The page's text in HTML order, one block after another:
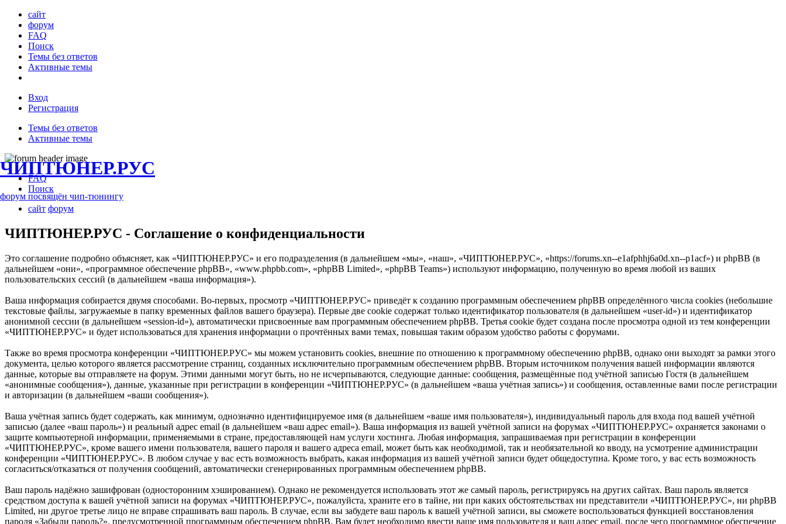
сайт
форум
FAQ
Поиск
Темы без ответов
Активные темы
Вход
Регистрация
Темы без ответов
Активные темы
ЧИПТЮНЕР.РУС
форум посвящён чип-тюнингу
FAQ
Поиск
сайт форум
ЧИПТЮНЕР.РУС - Соглашение о конфиденциальности
Это соглашение подробно объясняет, как «ЧИПТЮНЕР.РУС» и его подразделения (в дальнейшем «мы», «наш», «ЧИПТЮНЕР.РУС», «https://forums.xn--e1afphhj6a0d.xn--p1acf») и phpBB (в
дальнейшем «они», «программное обеспечение phpBB», «www.phpbb.com», «phpBB Limited», «phpBB Teams») используют информацию, полученную во время любой из ваших
пользовательских сессий (в дальнейшем «ваша информация»).
Ваша информация собирается двумя способами. Во-первых, просмотр «ЧИПТЮНЕР.РУС» приведёт к созданию программным обеспечением phpBB определённого числа cookies (небольшие
текстовые файлы, загружаемые в папку временных файлов вашего браузера). Первые две cookie содержат только идентификатор пользователя (в дальнейшем «user-id») и идентификатор
анонимной сессии (в дальнейшем «session-id»), автоматически присвоенные вам программным обеспечением phpBB. Третья cookie будет создана после просмотра одной из тем конференции
«ЧИПТЮНЕР.РУС» и будет использоваться для хранения информации о прочтённых вами темах, повышая таким образом удобство работы с форумами.
Также во время просмотра конференции «ЧИПТЮНЕР.РУС» мы можем установить cookies, внешние по отношению к программному обеспечению phpBB, однако они выходят за рамки этого
документа, целью которого является рассмотрение страниц, созданных исключительно программным обеспечением phpBB. Вторым источником получения вашей информации являются
данные, которые вы отправляете на форум. Этими данными могут быть, но не исчерпываются, следующие данные: сообщения, размещённые под учётной записью Гостя (в дальнейшем
«анонимные сообщения»), данные, указанные при регистрации в конференции «ЧИПТЮНЕР.РУС» (в дальнейшем «ваша учётная запись») и сообщения, оставленные вами после регистрации
и авторизации (в дальнейшем «ваши сообщения»).
Ваша учётная запись будет содержать, как минимум, однозначно идентифицируемое имя (в дальнейшем «ваше имя пользователя»), индивидуальный пароль для входа под вашей учётной
записью (далее «ваш пароль») и реальный адрес email (в дальнейшем «ваш адрес email»). Ваша информация из вашей учётной записи на форумах «ЧИПТЮНЕР.РУС» охраняется законами о
защите компьютерной информации, применяемыми в стране, предоставляющей нам услуги хостинга. Любая информация, запрашиваемая при регистрации в конференции
«ЧИПТЮНЕР.РУС», кроме вашего имени пользователя, вашего пароля и вашего адреса email, может быть как необходимой, так и необязательной ко вводу, на усмотрение администрации
конференции «ЧИПТЮНЕР.РУС». В любом случае у вас есть возможность выбрать, какая информация из вашей учётной записи будет общедоступна. Кроме того, у вас есть возможность
согласиться/отказаться от получения сообщений, автоматически сгенерированных программным обеспечением phpBB.
Ваш пароль надёжно зашифрован (односторонним хэшированием). Однако не рекомендуется использовать этот же самый пароль, регистрируясь на других сайтах. Ваш пароль является
средством доступа к вашей учётной записи на форумах «ЧИПТЮНЕР.РУС», пожалуйста, храните его в тайне, ни при каких обстоятельствах ни представители «ЧИПТЮНЕР.РУС», ни phpBB
Limited, ни другое третье лицо не вправе спрашивать ваш пароль. В случае, если вы забудете ваш пароль к вашей учётной записи, вы сможете воспользоваться функцией восстановления
пароля «Забыли пароль?», предусмотренной программным обеспечением phpBB. Вам будет необходимо ввести ваше имя пользователя и ваш адрес email, после чего программное обеспечение